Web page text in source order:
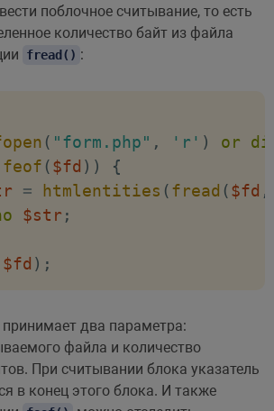
поблочное считывание, то есть
количество байт из файла
fread() :
( "form.php" , 'r' ) or
feof ($fd ) )
{
= htmlentities (fread ($fd ,
$str ;
$fd ) ;
принимает два параметра:
файла и количество
При считывании блока указатель
в конец этого блока. И также